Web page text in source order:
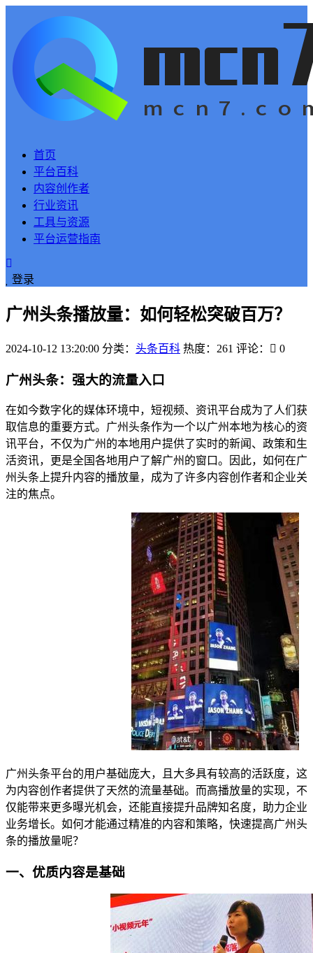
首页
平台百科
内容创作者
行业资讯
工具与资源
平台运营指南
登录
广州头条播放量：如何轻松突破百万？
2024-10-12 13:20:00 分类： 头条百科 热度：261 评论： 0
广州头条：强大的流量入口
在如今数字化的媒体环境中，短视频、资讯平台成为了人们获
取信息的重要方式。广州头条作为一个以广州本地为核心的资
讯平台，不仅为广州的本地用户提供了实时的新闻、政策和生
活资讯，更是全国各地用户了解广州的窗口。因此，如何在广
州头条上提升内容的播放量，成为了许多内容创作者和企业关
注的焦点。
广州头条平台的用户基础庞大，且大多具有较高的活跃度，这
为内容创作者提供了天然的流量基础。而高播放量的实现，不
仅能带来更多曝光机会，还能直接提升品牌知名度，助力企业
业务增长。如何才能通过精准的内容和策略，快速提高广州头
条的播放量呢？
一、优质内容是基础